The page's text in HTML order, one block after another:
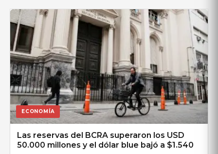
ECONOMÍA
Las reservas del BCRA superaron los USD
50.000 millones y el dólar blue bajó a $1.540